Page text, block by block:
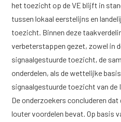
het toezicht op de VE blijft in
tussen lokaal eerstelijns en
toezicht. Binnen deze
verbeterstappen gezet, zowel in
signaalgestuurde toezicht, de
onderdelen, als de wettelijke
signaalgestuurde toezicht van de
De onderzoekers concluderen dat
louter voordelen bevat. Op basis